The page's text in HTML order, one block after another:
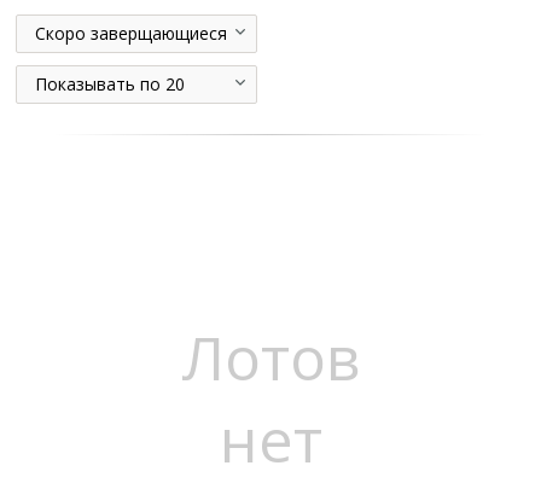
Скоро заверщающиеся
Показывать по 20
Лотов
нет